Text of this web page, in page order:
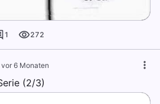
1 272
vor 6 Monaten
(2/3)